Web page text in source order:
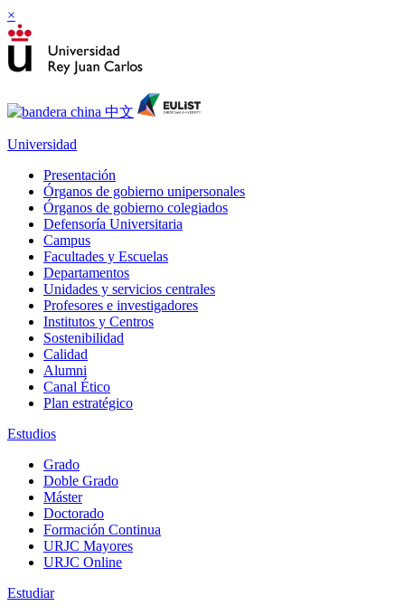
×
Universidad
Presentación
Órganos de gobierno unipersonales
Órganos de gobierno colegiados
Defensoría Universitaria
Campus
Facultades y Escuelas
Departamentos
Unidades y servicios centrales
Profesores e investigadores
Institutos y Centros
Sostenibilidad
Calidad
Alumni
Canal Ético
Plan estratégico
Estudios
Grado
Doble Grado
Máster
Doctorado
Formación Continua
URJC Mayores
URJC Online
Estudiar